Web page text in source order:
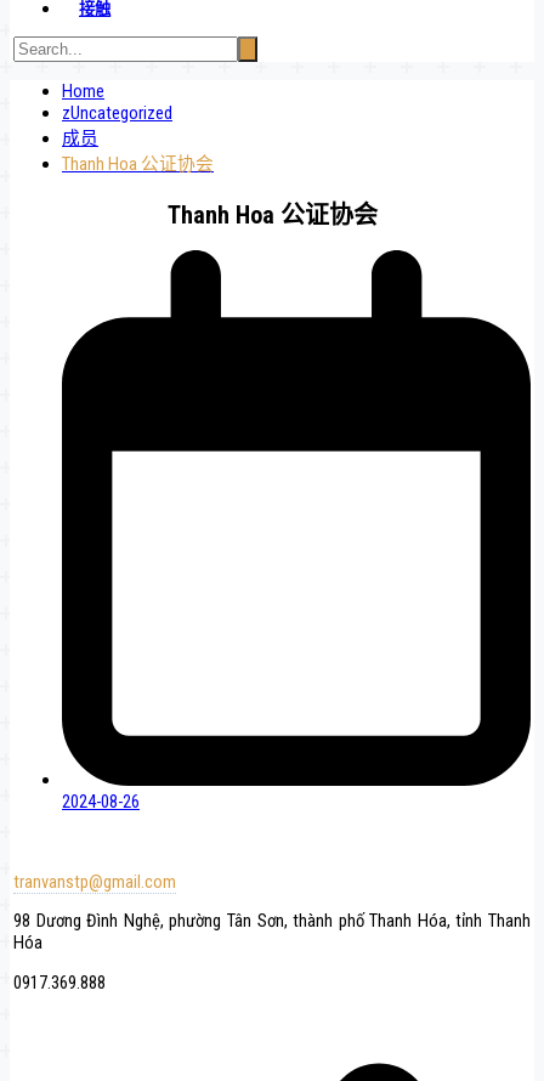
接触
Home
zUncategorized
成员
Thanh Hoa 公证协会
Thanh Hoa 公证协会
2024-08-26
tranvanstp@gmail.com
98 Dương Đình Nghệ, phường Tân Sơn, thành phố Thanh Hóa, tỉnh Thanh
Hóa
0917.369.888